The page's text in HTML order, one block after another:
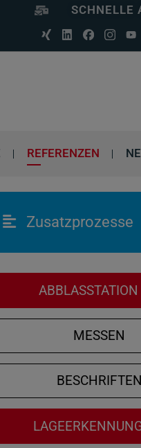
SCHNELLE
REFERENZEN
Zusatzprozesse
ABBLASSTATION
MESSEN
BESCHRIFTEN